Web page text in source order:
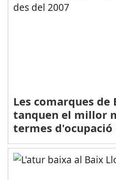
Les comarques de
tanquen el millor
termes d'ocupació